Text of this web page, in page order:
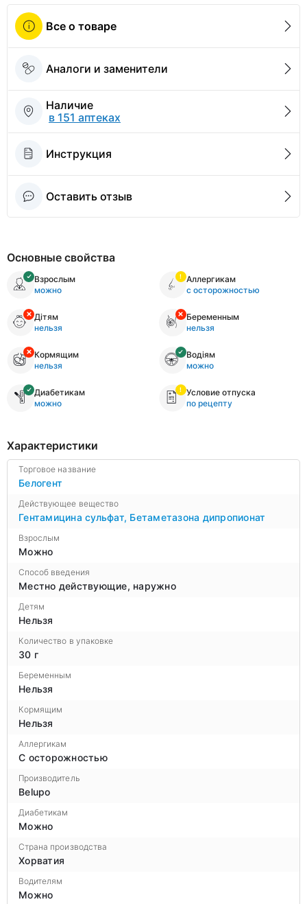
Все о товаре
Аналоги и заменители
Наличие
в 151 аптеках
Инструкция
Оставить отзыв
Основные свойства
Взрослым
можно
Аллергикам
с осторожностью
Дітям
нельзя
Беременным
нельзя
Кормящим
нельзя
Водіям
можно
Диабетикам
можно
Условие отпуска
по рецепту
Характеристики
Торговое название
Белогент
Действующее вещество
Гентамицина сульфат, Бетаметазона дипропионат
Взрослым
Можно
Способ введения
Местно действующие, наружно
Детям
Нельзя
Количество в упаковке
30 г
Беременным
Нельзя
Кормящим
Нельзя
Аллергикам
С осторожностью
Производитель
Belupo
Диабетикам
Можно
Страна производства
Хорватия
Водителям
Можно